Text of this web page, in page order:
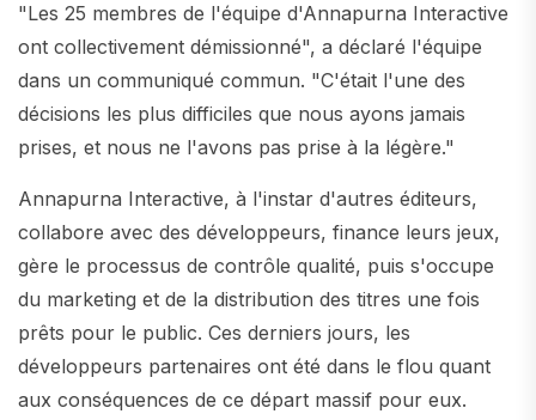
"Les 25 membres de l'équipe d'Annapurna Interactive
ont collectivement démissionné", a déclaré l'équipe
dans un communiqué commun. "C'était l'une des
décisions les plus difficiles que nous ayons jamais
prises, et nous ne l'avons pas prise à la légère."
Annapurna Interactive, à l'instar d'autres éditeurs,
collabore avec des développeurs, finance leurs jeux,
gère le processus de contrôle qualité, puis s'occupe
du marketing et de la distribution des titres une fois
prêts pour le public. Ces derniers jours, les
développeurs partenaires ont été dans le flou quant
aux conséquences de ce départ massif pour eux.